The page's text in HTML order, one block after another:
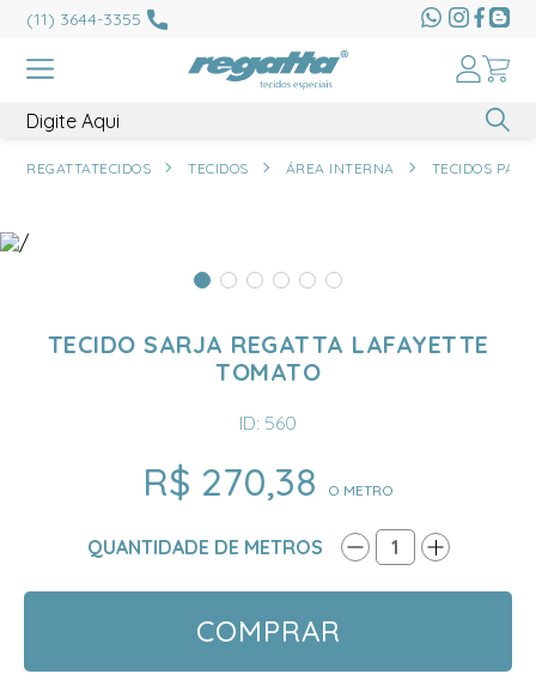
(11) 3644-3355
REGATTATECIDOS TECIDOS ÁREA INTERNA TECIDOS
TECIDO SARJA REGATTA LAFAYETTE
TOMATO
ID: 560
R$ 270,38 O METRO
QUANTIDADE DE METROS 1
COMPRAR